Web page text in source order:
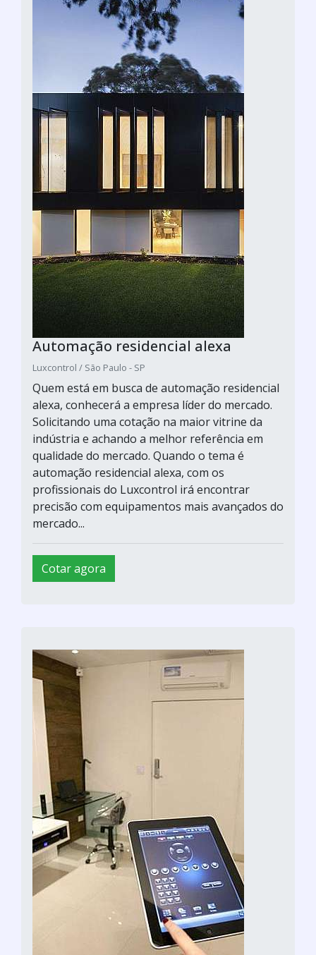
Automação residencial alexa
Luxcontrol / São Paulo - SP
Quem está em busca de automação residencial
alexa, conhecerá a empresa líder do mercado.
Solicitando uma cotação na maior vitrine da
indústria e achando a melhor referência em
qualidade do mercado. Quando o tema é
automação residencial alexa, com os
profissionais do Luxcontrol irá encontrar
precisão com equipamentos mais avançados do
mercado...
Cotar agora